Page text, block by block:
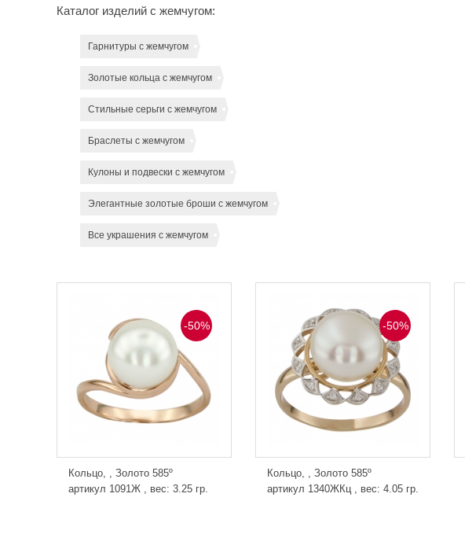
Каталог изделий с жемчугом:
Гарнитуры с жемчугом
Золотые кольца с жемчугом
Стильные серьги с жемчугом
Браслеты с жемчугом
Кулоны и подвески с жемчугом
Элегантные золотые броши с жемчугом
Все украшения с жемчугом
-50%
Кольцо, , Золото 585º
артикул 1091Ж , вес: 3.25 гр.
-50%
Кольцо, , Золото 585º
артикул 1340ЖКц , вес: 4.05 гр.